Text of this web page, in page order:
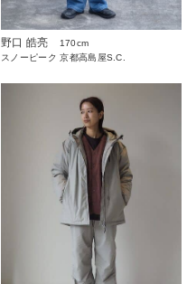
野口 皓亮
170cm
スノーピーク 京都高島屋S.C.